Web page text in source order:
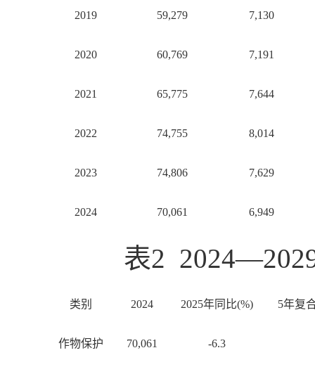
2019 59,279 7,130
2020 60,769 7,191
2021 65,775 7,644
2022 74,755 8,014
2023 74,806 7,629
2024 70,061 6,949
表2
类别 2024 2025年同比(%) 5年复
作物保护 70,061 -6.3